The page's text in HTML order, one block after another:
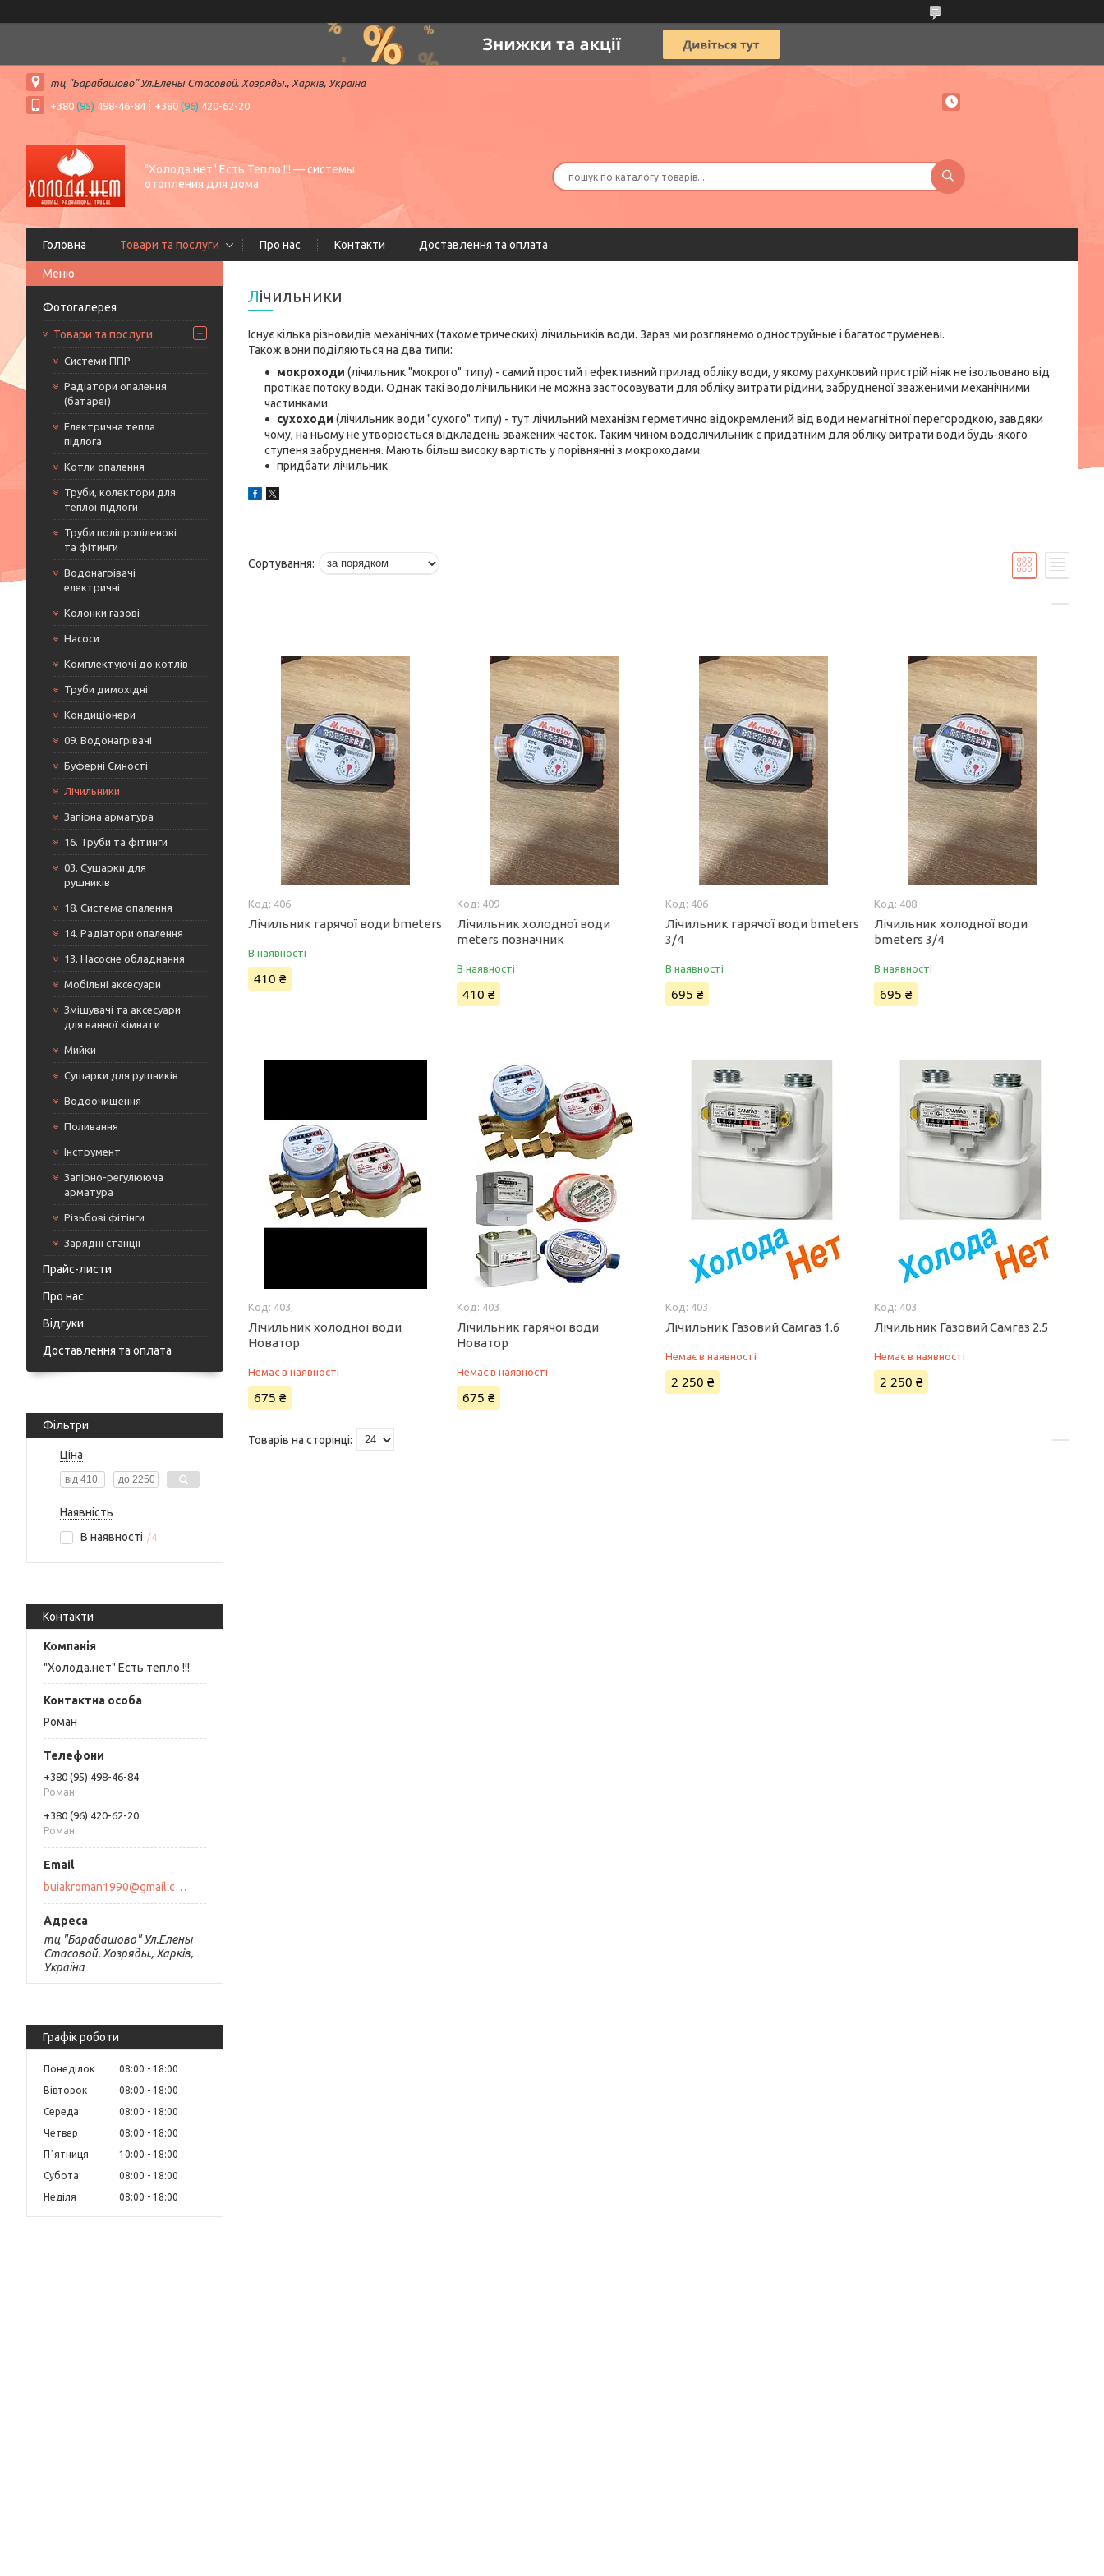
тц "Барабашово" Ул.Елены Стасовой. Хозряды., Харків, Україна
+380 (95) 498-46-84 +380 (96) 420-62-20
"Холода.нет" Есть Тепло !!! — системы
отопления для дома
Головна Товари та послуги Про нас Контакти Доставлення та оплата
Фотогалерея
Товари та послуги
Системи ППР
Радіатори опалення
(батареї)
Електрична тепла
підлога
Котли опалення
Труби, колектори для
теплої підлоги
Труби поліпропіленові
та фітинги
Водонагрівачі
електричні
Колонки газові
Насоси
Комплектуючі до котлів
Труби димохідні
Кондиціонери
09. Водонагрівачі
Буферні Ємності
Лічильники
Запірна арматура
16. Труби та фітинги
03. Сушарки для
рушників
18. Система опалення
14. Радіатори опалення
13. Насосне обладнання
Мобільні аксесуари
Змішувачі та аксесуари
для ванної кімнати
Мийки
Сушарки для рушників
Водоочищення
Поливання
Інструмент
Запірно-регулююча
арматура
Різьбові фітінги
Зарядні станції
Прайс-листи
Про нас
Відгуки
Доставлення та оплата
Фільтри
Ціна
Наявність
В наявності
4
Контакти
"Холода.нет" Есть тепло !!!
Роман
+380 (95) 498-46-84
Роман
+380 (96) 420-62-20
Роман
buiakroman1990@gmail.com
тц "Барабашово" Ул.Елены
Стасовой. Хозряды., Харків,
Україна
Графік роботи
Понеділок 08:00
18:00
Вівторок
08:00
18:00
Середа
08:00
18:00
Четвер
08:00
18:00
Пʼятниця
10:00
18:00
Субота
08:00
18:00
Неділя
08:00 18:00
Лічильники
Існує кілька різновидів механічних (тахометрических) лічильників води. Зараз ми розглянемо одноструйные і багатоструменеві.
Також вони поділяються на два типи:
мокроходи (лічильник "мокрого" типу) - самий простий і ефективний прилад обліку води, у якому рахунковий пристрій ніяк не ізольовано від
протікає потоку води. Однак такі водолічильники не можна застосовувати для обліку витрати рідини, забрудненої зваженими механічними
частинками.
сухоходи (лічильник води "сухого" типу) - тут лічильний механізм герметично відокремлений від води немагнітної перегородкою, завдяки
чому, на ньому не утворюється відкладень зважених часток. Таким чином водолічильник є придатним для обліку витрати води будь-якого
ступеня забруднення. Мають більш високу вартість у порівнянні з мокроходами.
придбати лічильник
406
Лічильник гарячої води bmeters
В наявності
410 ₴
409
Лічильник холодної води
meters позначник
В наявності
410 ₴
406
Лічильник гарячої води bmeters
3/4
В наявності
695 ₴
408
Лічильник холодної води
bmeters 3/4
В наявності
695 ₴
403
Лічильник холодної води
Новатор
Немає в наявності
675 ₴
403
Лічильник гарячої води
Новатор
Немає в наявності
675 ₴
403
Лічильник Газовий Самгаз 1.6
Немає в наявності
2 250 ₴
403
Лічильник Газовий Самгаз 2.5
Немає в наявності
2 250 ₴